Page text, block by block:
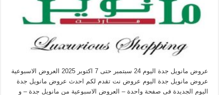
عروض مانويل جدة اليوم 24 سبتمبر حتى 7 اكتوبر 2025 العروض الاسبوعية
عروض مانويل جدة اليوم عروض نت تقدم لكم احدث عروض مانويل جدة
اليوم الجديدة فى صفحة واحدة – العروض الاسبوعية من مانويل جدة – و